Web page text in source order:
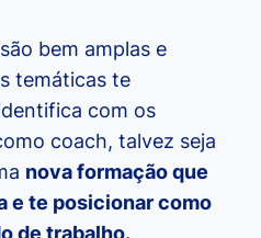
bem amplas e
temáticas te
com os
coach, talvez seja
nova formação que
e te posicionar como
de trabalho.